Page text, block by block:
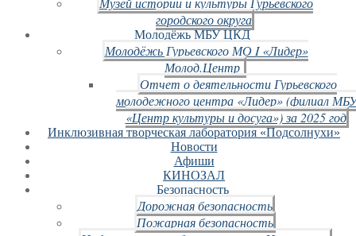
городского округа
Молодёжь МБУ ЦКД
Молодёжь Гурьевского МО I «Лидер»
Молод.Центр
Отчет о деятельности Гурьевского
молодежного центра «Лидер» (филиал
«Центр культуры и досуга») за 2025 год
Инклюзивная творческая лаборатория «Подсолнухи»
Новости
Афиши
КИНОЗАЛ
Безопасность
Дорожная безопасность
Пожарная безопасность